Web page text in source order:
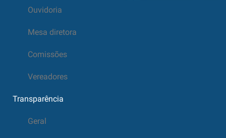
Ouvidoria
Mesa diretora
Comissões
Vereadores
Transparência
Geral